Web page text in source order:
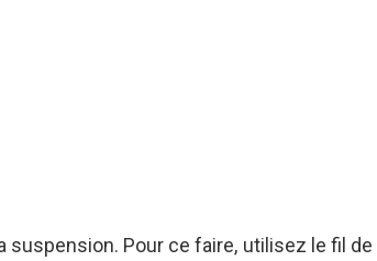
Pour ce faire, utilisez le fil de